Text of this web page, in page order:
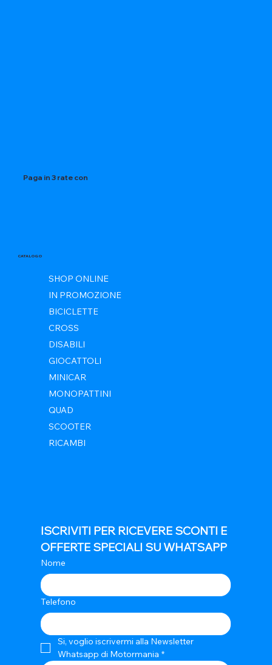
Paga in 3 rate con
CATALOGO
SHOP ONLINE
IN PROMOZIONE
BICICLETTE
CROSS
DISABILI
GIOCATTOLI
MINICAR
MONOPATTINI
QUAD
SCOOTER
RICAMBI
ISCRIVITI PER RICEVERE SCONTI E
OFFERTE SPECIALI SU WHATSAPP
Nome
Telefono
Si, voglio iscrivermi alla Newsletter
Whatsapp di Motormania *